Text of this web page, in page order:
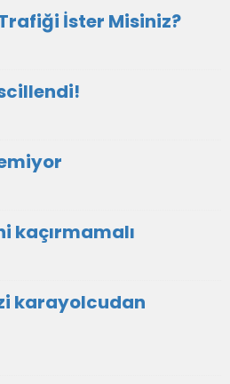
İster Misiniz?
kaçırmamalı
karayolcudan